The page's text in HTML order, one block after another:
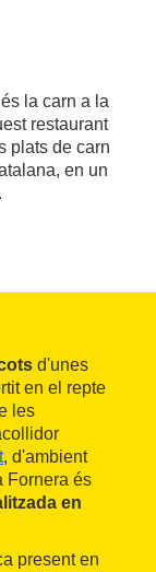
la carn a la
restaurant
plats de carn
en un
d'unes
en el repte
les
, d'ambient
Fornera és
en
present en